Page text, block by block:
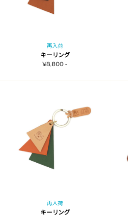
再入荷
キーリング
¥8,800 -
再入荷
キーリング